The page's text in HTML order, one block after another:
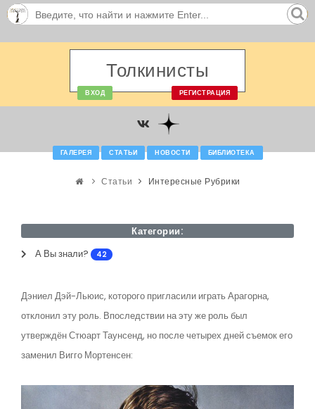
Толкинисты
ВХОД РЕГИСТРАЦИЯ
ГАЛЕРЕЯ СТАТЬИ НОВОСТИ БИБЛИОТЕКА
Статьи Интересные Рубрики
Категории:
А Вы знали?
42
Дэниел Дэй-Льюис, которого пригласили играть Арагорна,
отклонил эту роль. Впоследствии на эту же роль был
утверждён Стюарт Таунсенд, но после четырех дней съемок его
заменил Вигго Мортенсен: